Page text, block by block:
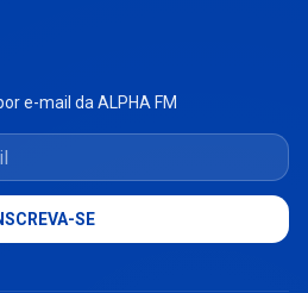
e-mail da ALPHA FM
SE